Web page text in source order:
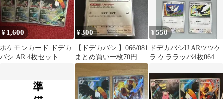
¥ 1,600
ポケモンカード ドデカ
バシ AR 4枚セット
¥300
【ドデカバシ 】066/081
まとめ買い一枚70円
（残り1枚）
¥550
ドデカバシU ARツツケ
ラ ケララッパ4枚064-